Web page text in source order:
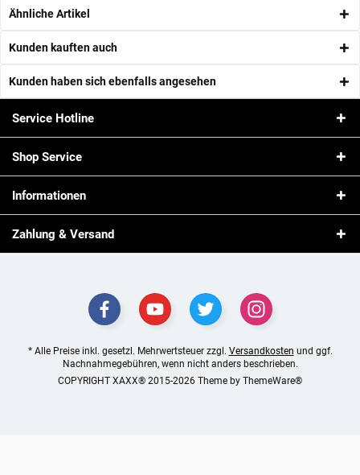
Ähnliche Artikel
Kunden kauften auch
Kunden haben sich ebenfalls angesehen
Service Hotline
Shop Service
Informationen
Zahlung & Versand
* Alle Preise inkl. gesetzl. Mehrwertsteuer zzgl. Versandkosten und ggf.
Nachnahmegebühren, wenn nicht anders beschrieben.
COPYRIGHT XAXX® 2015-2026 Theme by ThemeWare®